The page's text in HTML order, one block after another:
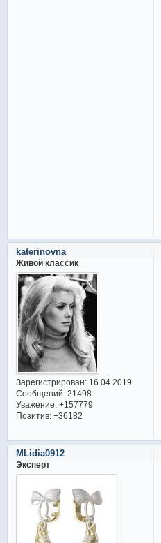
katerinovna
Живой классик
Зарегистрирован: 16.04.2019
Сообщений:21498
Уважение: +157779
Позитив: +36182
MLidia0912
Эксперт